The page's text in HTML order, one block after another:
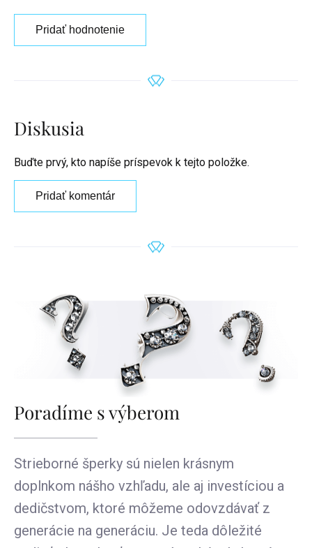
Pridať hodnotenie
Diskusia
Buďte prvý, kto napíše príspevok k tejto položke.
Pridať komentár
Poradíme s výberom
Strieborné šperky sú nielen krásnym
doplnkom nášho vzhľadu, ale aj investíciou a
dedičstvom, ktoré môžeme odovzdávať z
generácie na generáciu. Je teda dôležité